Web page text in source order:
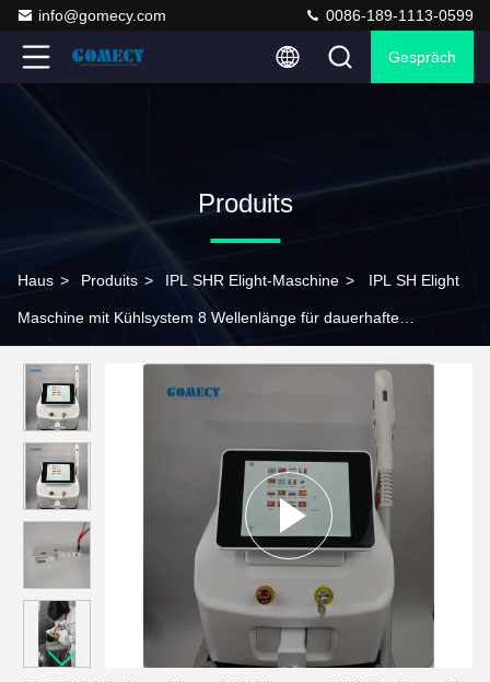
info@gomecy.com 0086-189-1113-0599
Gespräch
Produits
Haus > Produits > IPL SHR Elight-Maschine > IPL SH Elight
Maschine mit Kühlsystem 8 Wellenlänge für dauerhafte